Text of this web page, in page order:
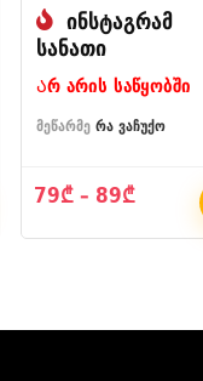
ინსტაგრამ
სანათი
Არ არის საწყობში
მეწარმე რა ვაჩუქო
79₾– 89₾Price
range:
79₾